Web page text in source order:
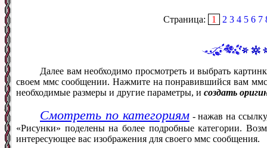
Страница: 1 2 3 4 5 6 7
Далее вам необходимо просмотреть и выбрать
своем ммс сообщении. Нажмите на понравившийся вам
необходимые размеры и другие параметры, и создать
Смотреть по категориям- нажав на
«Рисунки» поделены на более подробные категории.
интересующее вас изображения для своего ммс сообщения.